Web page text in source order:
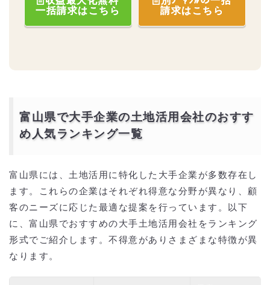
一括請求はこちら
請求はこちら
富山県で大手企業の土地活用会社のおすす
め人気ランキング一覧
富山県には、土地活用に特化した大手企業が多数存在し
ます。これらの企業はそれぞれ得意な分野が異なり、顧
客のニーズに応じた最適な提案を行っています。以下
に、富山県でおすすめの大手土地活用会社をランキング
形式でご紹介します。不得意がありさまざまな特徴が異
なります。